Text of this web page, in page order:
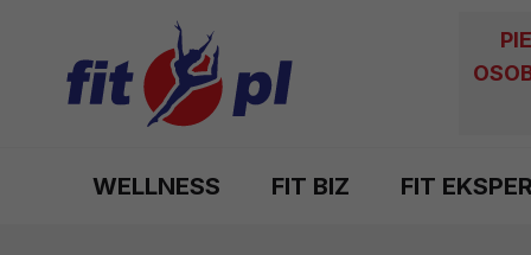
WELLNESS FIT BIZ FIT